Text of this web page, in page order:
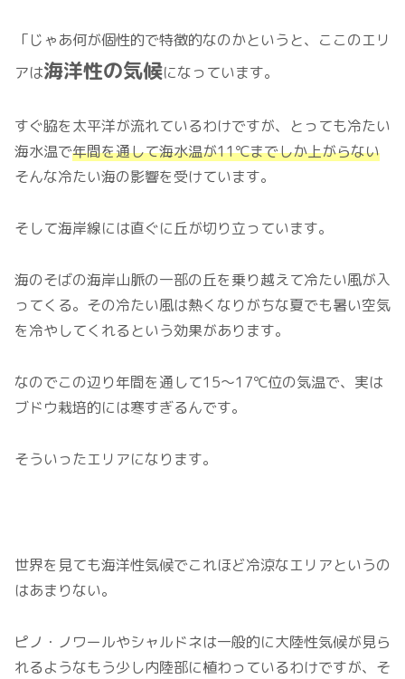
「じゃあ何が個性的で特徴的なのかというと、ここのエリ
アは海洋性の気候になっています。
すぐ脇を太平洋が流れているわけですが、とっても冷たい
海水温で年間を通して海水温が11℃までしか上がらない
そんな冷たい海の影響を受けています。
そして海岸線には直ぐに丘が切り立っています。
海のそばの海岸山脈の一部の丘を乗り越えて冷たい風が入
ってくる。その冷たい風は熱くなりがちな夏でも暑い空気
を冷やしてくれるという効果があります。
なのでこの辺り年間を通して15～17℃位の気温で、実は
ブドウ栽培的には寒すぎるんです。
そういったエリアになります。
世界を見ても海洋性気候でこれほど冷涼なエリアというの
はあまりない。
ピノ・ノワールやシャルドネは一般的に大陸性気候が見ら
れるようなもう少し内陸部に植わっているわけですが、そ